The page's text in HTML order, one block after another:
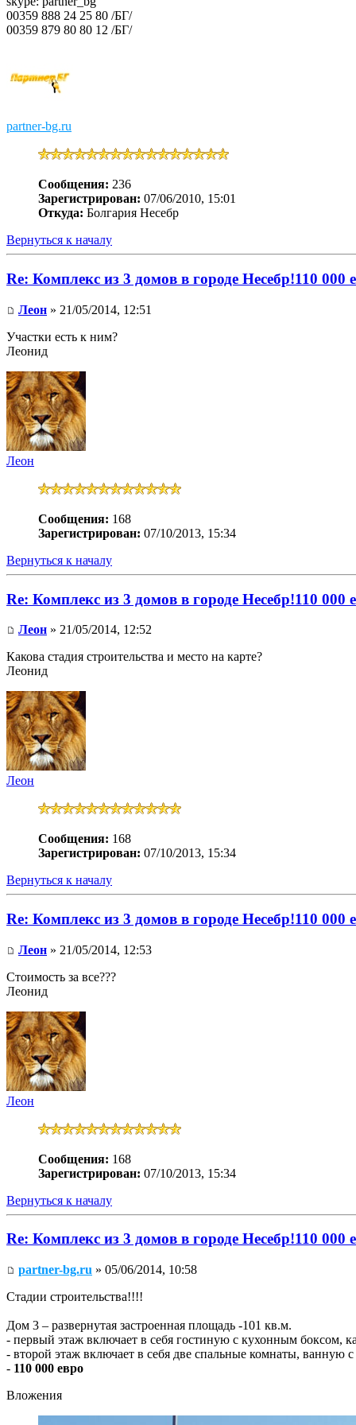
00359 888 24 25 80 /БГ/
00359 879 80 80 12 /БГ/
partner-bg.ru
Сообщения: 236
Зарегистрирован: 07/06/2010, 15:01
Откуда: Болгария Несебр
Вернуться к началу
Re: Комплекс из 3 домов в городе Несебр!110 000
Леон » 21/05/2014, 12:51
Участки есть к ним?
Леонид
Леон
Сообщения: 168
Зарегистрирован: 07/10/2013, 15:34
Вернуться к началу
Re: Комплекс из 3 домов в городе Несебр!110 000
Леон » 21/05/2014, 12:52
Какова стадия строительства и место на карте?
Леонид
Леон
Сообщения: 168
Зарегистрирован: 07/10/2013, 15:34
Вернуться к началу
Re: Комплекс из 3 домов в городе Несебр!110 000
Леон » 21/05/2014, 12:53
Стоимость за все???
Леонид
Леон
Сообщения: 168
Зарегистрирован: 07/10/2013, 15:34
Вернуться к началу
Re: Комплекс из 3 домов в городе Несебр!110 000
partner-bg.ru » 05/06/2014, 10:58
Стадии строительства!!!!
Дом 3 – развернутая застроенная площадь -101 кв.м.
- первый этаж включает в себя гостиную с кухонным боксом,
- второй этаж включает в себя две спальные комнаты, ванную с
- 110 000 евро
Вложения